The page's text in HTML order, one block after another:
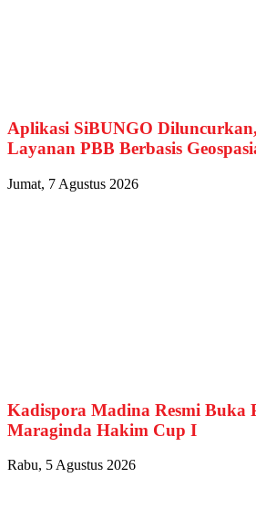
Aplikasi SiBUNGO
Layanan PBB Berbasis
Jumat, 7 Agustus 2026
Kadispora Madina Resmi Buka
Maraginda Hakim Cup I
Rabu, 5 Agustus 2026